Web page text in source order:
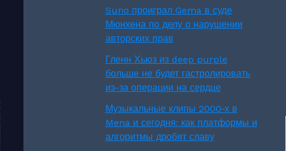
Suno проиграл Gema в суде
Мюнхена по делу о нарушении
авторских прав
Гленн Хьюз из deep purple
больше не будет гастролировать
из-за операции на сердце
Музыкальные клипы 2000‑х в
Mena и сегодня: как платформы и
алгоритмы дробят славу